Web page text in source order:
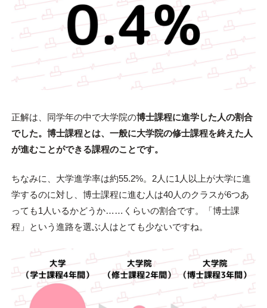
正解は、同学年の中で大学院の博士課程に進学した人の割合
でした。博士課程とは、一般に大学院の修士課程を終えた人
が進むことができる課程のことです。
ちなみに、大学進学率は約55.2%。2人に1人以上が大学に進
学するのに対し、博士課程に進む人は40人のクラスが6つあ
っても1人いるかどうか……くらいの割合です。「博士課
程」という進路を選ぶ人はとても少ないですね。